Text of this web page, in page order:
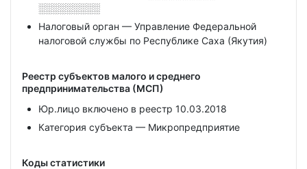
░░░░░░░░░
Налоговый орган — Управление Федеральной
налоговой службы по Республике Саха (Якутия)
Реестр субъектов малого и среднего
предпринимательства (МСП)
Юр.лицо включено в реестр 10.03.2018
Категория субъекта — Микропредприятие
Коды статистики